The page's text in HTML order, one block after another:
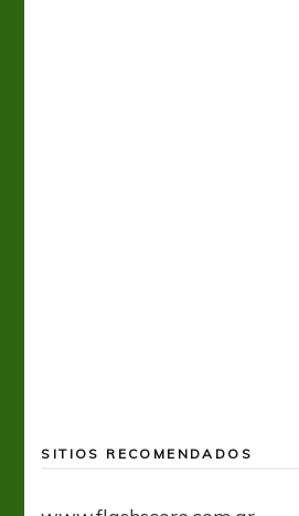
SITIOS RECOMENDADOS